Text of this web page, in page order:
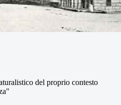
del proprio contesto